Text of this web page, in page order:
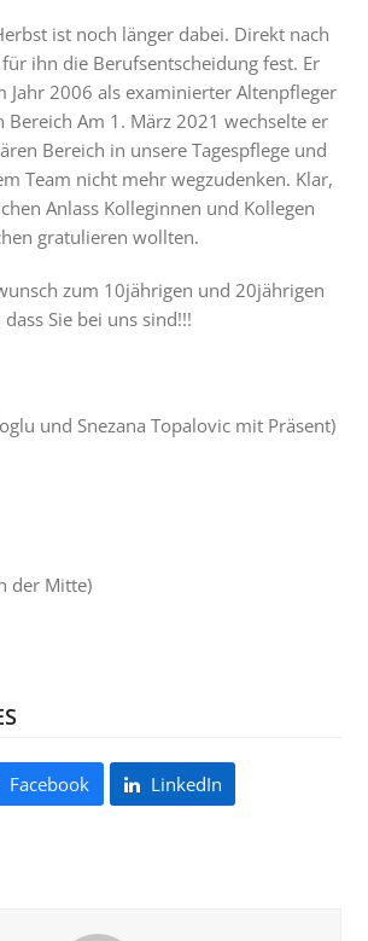
ist noch länger dabei. Direkt nach
ihn die Berufsentscheidung fest. Er
Jahr 2006 als examinierter Altenpfleger
Am 1. März 2021 wechselte er
Bereich in unsere Tagespflege und
Team nicht mehr wegzudenken. Klar,
Anlass Kolleginnen und Kollegen
gratulieren wollten.
zum 10jährigen und 20jährigen
Sie bei uns sind!!!
und Snezana Topalovic mit Präsent)
der Mitte)
Facebook LinkedIn